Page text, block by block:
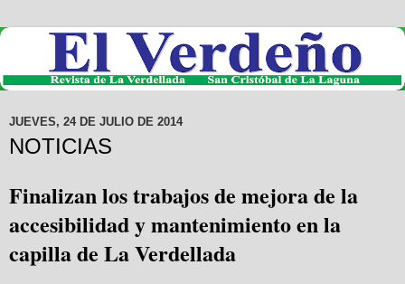
JUEVES, 24 DE JULIO DE 2014
NOTICIAS
Finalizan los trabajos de mejora de la
accesibilidad y mantenimiento en la
capilla de La Verdellada